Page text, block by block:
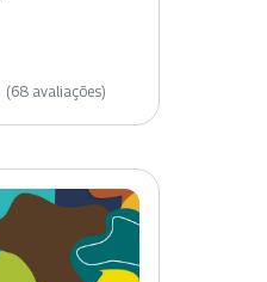
(68 avaliações)